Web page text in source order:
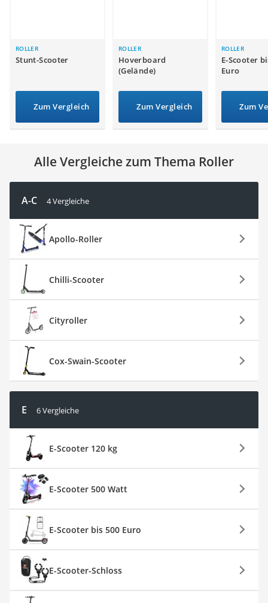
Sicherheitsweste Reiten
Service
ROLLER
Stunt-Scooter
Zum Vergleich
ROLLER
Hoverboard
(Gelände)
Zum Vergleich
ROLLER
E-Scooter
Euro
Zum
Alle Vergleiche zum Thema Roller
A-C 4 Vergleiche
Apollo-Roller
Chilli-Scooter
Cityroller
Cox-Swain-Scooter
E 6 Vergleiche
E-Scooter 120 kg
E-Scooter 500 Watt
E-Scooter bis 500 Euro
E-Scooter-Schloss